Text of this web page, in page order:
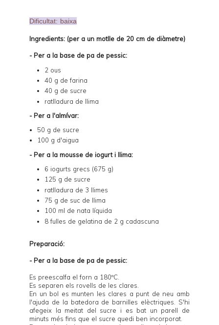
Dificultat: baixa
Ingredients: (per a un motlle de 20 cm de diàmetre)
- Per a la base de pa de pessic:
2 ous
40 g de farina
40 g de sucre
ratlladura de llima
- Per a l'almívar:
50 g de sucre
100 g d'aigua
- Per a la mousse de iogurt i llima:
6 iogurts grecs (675 g)
125 g de sucre
ratlladura de 3 llimes
75 g de suc de llima
100 ml de nata líquida
8 fulles de gelatina de 2 g cadascuna
Preparació:
- Per a la base de pa de pessic:
Es preescalfa el forn a 180ºC.
Es separen els rovells de les clares.
En un bol es munten les clares a punt de neu amb
l'ajuda de la batedora de barnilles elèctriques. S'hi
afegeix la meitat del sucre i es bat un parell de
minuts més fins que el sucre quedi ben incorporat.